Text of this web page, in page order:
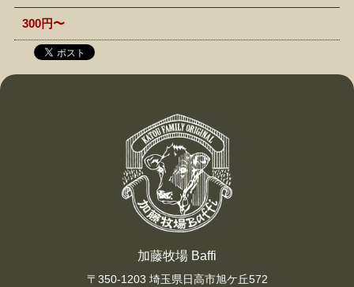
300円〜
加藤牧場 Baffi
〒350-1203 埼玉県日高市旭ケ丘572